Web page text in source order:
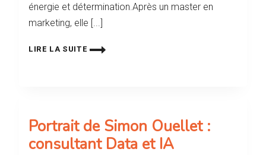
énergie et détermination.Après un master en
marketing, elle [...]
LIRE LA SUITE
Portrait de Simon Ouellet :
consultant Data et IA